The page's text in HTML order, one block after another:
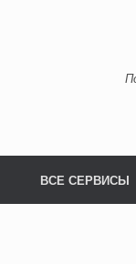
ВСЕ СЕРВИСЫ